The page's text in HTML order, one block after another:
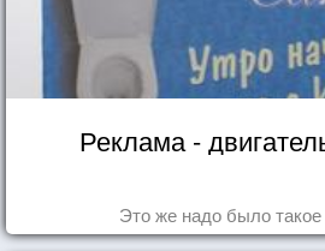
Реклама -
Это же надо было